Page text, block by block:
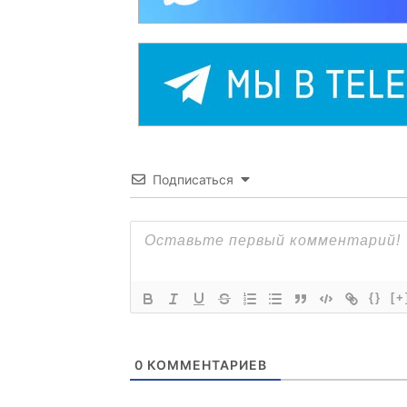
Подписаться
{}
0 КОММЕНТАРИЕВ